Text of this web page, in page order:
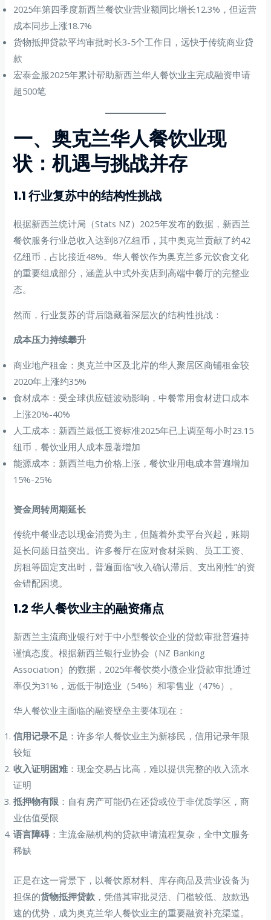
2025年第四季度新西兰餐饮业营业额同比增长12.3%，但运营
成本同步上涨18.7%
货物抵押贷款平均审批时长3-5个工作日，远快于传统商业贷
款
宏泰金服2025年累计帮助新西兰华人餐饮业主完成融资申请
超500笔
一、奥克兰华人餐饮业现
状：机遇与挑战并存
1.1 行业复苏中的结构性挑战
根据新西兰统计局（Stats NZ）2025年发布的数据，新西兰
餐饮服务行业总收入达到87亿纽币，其中奥克兰贡献了约42
亿纽币，占比接近48%。华人餐饮作为奥克兰多元饮食文化
的重要组成部分，涵盖从中式外卖店到高端中餐厅的完整业
态。
然而，行业复苏的背后隐藏着深层次的结构性挑战：
成本压力持续攀升
商业地产租金：奥克兰中区及北岸的华人聚居区商铺租金较
2020年上涨约35%
食材成本：受全球供应链波动影响，中餐常用食材进口成本
上涨20%-40%
人工成本：新西兰最低工资标准2025年已上调至每小时23.15
纽币，餐饮业用人成本显著增加
能源成本：新西兰电力价格上涨，餐饮业用电成本普遍增加
15%-25%
资金周转周期延长
传统中餐业态以现金消费为主，但随着外卖平台兴起，账期
延长问题日益突出。许多餐厅在应对食材采购、员工工资、
房租等固定支出时，普遍面临”收入确认滞后、支出刚性”的资
金错配困境。
1.2 华人餐饮业主的融资痛点
新西兰主流商业银行对于中小型餐饮企业的贷款审批普遍持
谨慎态度。根据新西兰银行业协会（NZ Banking
Association）的数据，2025年餐饮类小微企业贷款审批通过
率仅为31%，远低于制造业（54%）和零售业（47%）。
华人餐饮业主面临的融资壁垒主要体现在：
信用记录不足 ：许多华人餐饮业主为新移民，信用记录年限
较短
收入证明困难 ：现金交易占比高，难以提供完整的收入流水
证明
抵押物有限 ：自有房产可能仍在还贷或位于非优质学区，商
业估值受限
语言障碍 ：主流金融机构的贷款申请流程复杂，全中文服务
稀缺
正是在这一背景下，以餐饮原材料、库存商品及营业设备为
担保的货物抵押贷款 ，凭借其审批灵活、门槛较低、放款迅
速的优势，成为奥克兰华人餐饮业主的重要融资补充渠道。